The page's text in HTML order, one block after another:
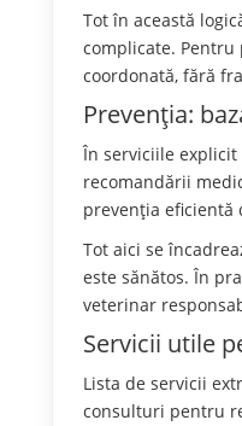
Tot în această
complicate.
coordonată, fără
Prevenția:
În serviciile
recomandării
prevenția eficientă
Tot aici se
este sănătos. În
veterinar
Servicii utile
Lista de servicii
consulturi pentru